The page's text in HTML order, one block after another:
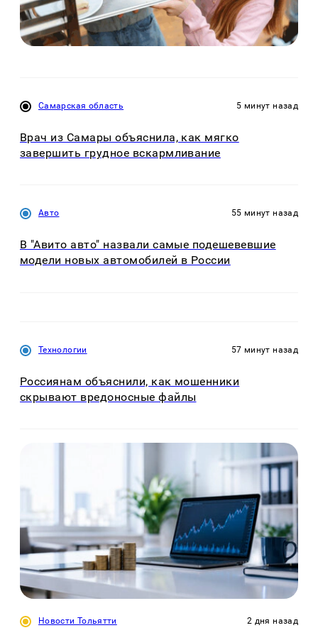
Самарская область 5 минут назад
Врач из Самары объяснила, как мягко
завершить грудное вскармливание
Авто 55 минут назад
В "Авито авто" назвали самые подешевевшие
модели новых автомобилей в России
Технологии 57 минут назад
Россиянам объяснили, как мошенники
скрывают вредоносные файлы
Новости Тольятти 2 дня назад